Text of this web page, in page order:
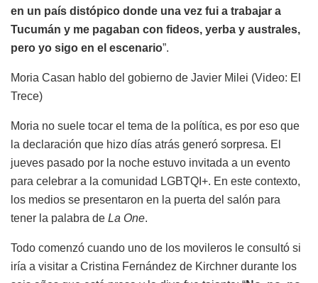
en un país distópico donde una vez fui a trabajar a
Tucumán y me pagaban con fideos, yerba y australes,
pero yo sigo en el escenario”.
Moria Casan hablo del gobierno de Javier Milei (Video: El
Trece)
Moria no suele tocar el tema de la política, es por eso que
la declaración que hizo días atrás generó sorpresa. El
jueves pasado por la noche estuvo invitada a un evento
para celebrar a la comunidad LGBTQI+. En este contexto,
los medios se presentaron en la puerta del salón para
tener la palabra de La One.
Todo comenzó cuando uno de los movileros le consultó si
iría a visitar a Cristina Fernández de Kirchner durante los